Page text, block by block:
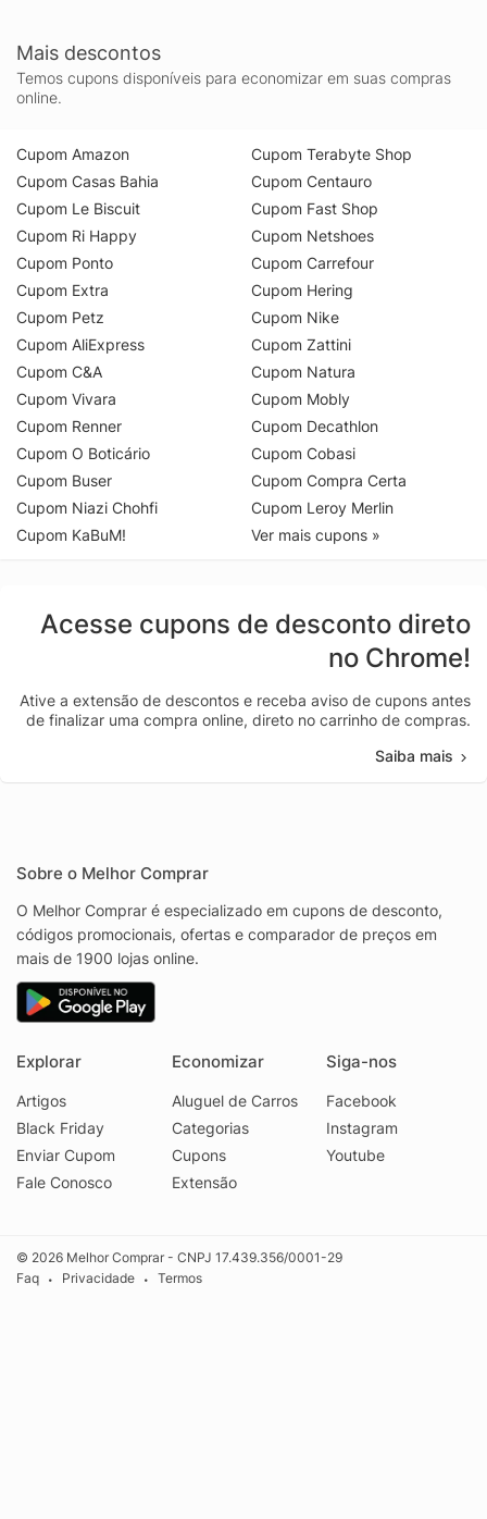
Mais descontos
Temos cupons disponíveis para economizar em suas compras
online.
Cupom Amazon
Cupom Casas Bahia
Cupom Le Biscuit
Cupom Ri Happy
Cupom Ponto
Cupom Extra
Cupom Petz
Cupom AliExpress
Cupom C&A
Cupom Vivara
Cupom Renner
Cupom O Boticário
Cupom Buser
Cupom Niazi Chohfi
Cupom KaBuM!
Cupom Terabyte Shop
Cupom Centauro
Cupom Fast Shop
Cupom Netshoes
Cupom Carrefour
Cupom Hering
Cupom Nike
Cupom Zattini
Cupom Natura
Cupom Mobly
Cupom Decathlon
Cupom Cobasi
Cupom Compra Certa
Cupom Leroy Merlin
Ver mais cupons »
Acesse cupons de desconto direto
no Chrome!
Ative a extensão de descontos e receba aviso de cupons antes
de finalizar uma compra online, direto no carrinho de compras.
Saiba mais
Sobre o Melhor Comprar
O Melhor Comprar é especializado em cupons de desconto,
códigos promocionais, ofertas e comparador de preços em
mais de 1900 lojas online.
Explorar
Artigos
Black Friday
Enviar Cupom
Fale Conosco
Economizar
Aluguel de Carros
Categorias
Cupons
Extensão
Siga-nos
Facebook
Instagram
Youtube
© 2026 Melhor Comprar - CNPJ 17.439.356/0001-29
Faq
• Privacidade • Termos